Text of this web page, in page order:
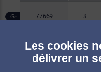
77669 3
Produit sur
Produit standard, sous
Les cookies
délivrer un